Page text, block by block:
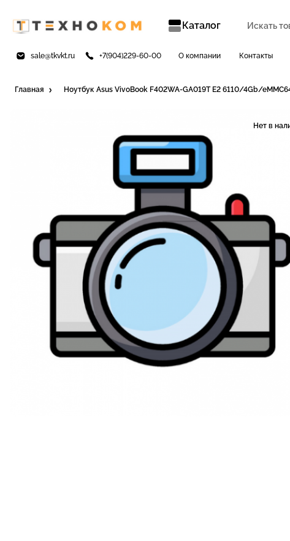
Каталог
sale@tkvkt.ru +7(904)229-60-00 О компании Контакты
Главная Ноутбук Asus VivoBook F402WA-GA019T E2 6110/4Gb/
Нет в